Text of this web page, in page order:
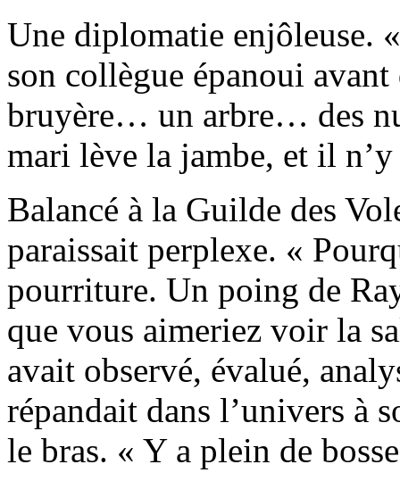
Une diplomatie enjôleuse.
son collègue épanoui
bruyère… un arbre… des
mari lève la jambe, et il
Balancé à la Guilde des
paraissait perplexe. «
pourriture. Un poing de
que vous aimeriez voir la
avait observé, évalué,
répandait dans l’univers à
le bras. « Y a plein de